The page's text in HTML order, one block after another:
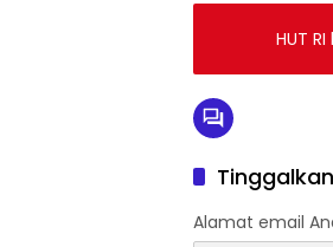
HUT
Alamat email